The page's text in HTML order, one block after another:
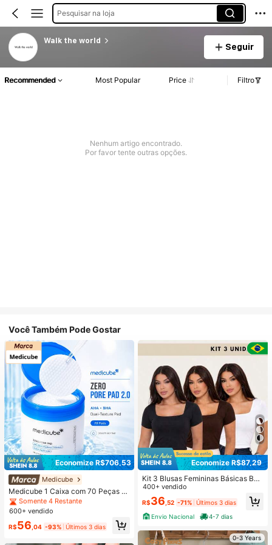
Pesquisar na loja
Walk the world
Seguir
Recommended Most Popular Price Filtro
Nenhum artigo encontrado.
Por favor tente outras opções.
Você Também Pode Gostar
Economize R$706,53
Medicube
Medicube 1 Caixa com 70 Peças d
e Discos de Algodão de Limpeza de
Poros Dupla Face, Discos de Tônic
o Excessivo e Cuidado com a Pele
exturizados, Adequados para Pele
#1 Mais Vendido
em Seco Limpadores
Somente 4 Restante
#1 Mais Vendido
em Seco Limpadores
Somente 4 Restante
#1 Mais Vendido
em Seco Limpadores
Somente 4 Restante
#1 Mais Vendido
Somente 4 Restante
600+ vendido
R$56 ,04 -93% Últimos 3 dias
Economize R$87,29
Kit 3 Blusas Femininas Básicas Bab
y Look Blusinha Decote Quadrado
Manga Curta Cropped Suplex Com
Forro Modeladora Casual Versátil Bl
ogueira
400+ vendido
R$36 ,52 -71% Últimos 3 dias
Envio Nacional
4-7 dias
0-3 Years